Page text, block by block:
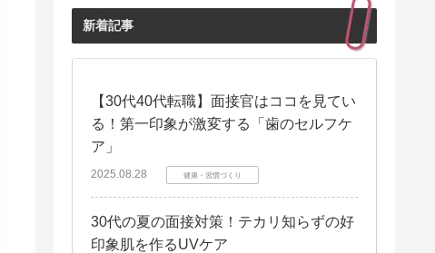
新着記事
【30代40代転職】面接官はココを見てい
る！第一印象が激変する「歯のセルフケ
ア」
2025.08.28 健康・習慣づくり
30代の夏の面接対策！テカリ知らずの好
印象肌を作るUVケア